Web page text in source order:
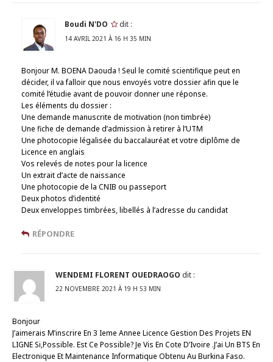
Boudi N'DO dit :
14 AVRIL 2021 À 16 H 35 MIN
Bonjour M. BOENA Daouda ! Seul le comité scientifique peut en
décider, il va falloir que nous envoyés votre dossier afin que le
comité l’étudie avant de pouvoir donner une réponse.
Les éléments du dossier :
Une demande manuscrite de motivation (non timbrée)
Une fiche de demande d’admission à retirer à l’UTM
Une photocopie légalisée du baccalauréat et votre diplôme de
Licence en anglais
Vos relevés de notes pour la licence
Un extrait d’acte de naissance
Une photocopie de la CNIB ou passeport
Deux photos d’identité
Deux enveloppes timbrées, libellés à l’adresse du candidat
RÉPONDRE
WENDEMI FLORENT OUEDRAOGO dit :
22 NOVEMBRE 2021 À 19 H 53 MIN
Bonjour
J’aimerais M’inscrire En 3 Ieme Annee Licence Gestion Des Projets EN
LIGNE Si,Possible. Est Ce Possible? Je Vis En Cote D’Ivoire .J’ai Un BTS En
Electronique Et Maintenance Informatique Obtenu Au Burkina Faso.